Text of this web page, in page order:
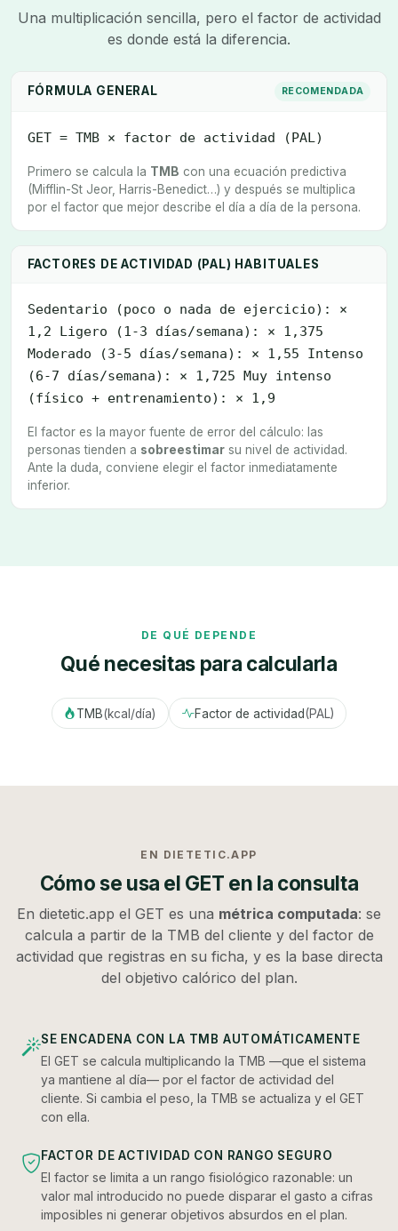
Una multiplicación sencilla, pero el factor de actividad
es donde está la diferencia.
FÓRMULA GENERAL RECOMENDADA
GET = TMB × factor de actividad (PAL)
Primero se calcula la TMB con una ecuación predictiva
(Mifflin-St Jeor, Harris-Benedict…) y después se multiplica
por el factor que mejor describe el día a día de la persona.
FACTORES DE ACTIVIDAD (PAL) HABITUALES
Sedentario (poco o nada de ejercicio): ×
1,2 Ligero (1-3 días/semana): × 1,375
Moderado (3-5 días/semana): × 1,55 Intenso
(6-7 días/semana): × 1,725 Muy intenso
(físico + entrenamiento): × 1,9
El factor es la mayor fuente de error del cálculo: las
personas tienden a sobreestimarsu nivel de actividad.
Ante la duda, conviene elegir el factor inmediatamente
inferior.
DE QUÉ DEPENDE
Qué necesitas para calcularla
TMB(kcal/día) Factor de actividad(PAL)
EN DIETETIC.APP
Cómo se usa el GET en la consulta
En dietetic.app el GET es una métrica computada: se
calcula a partir de la TMB del cliente y del factor de
actividad que registras en su ficha, y es la base directa
del objetivo calórico del plan.
SE ENCADENA CON LA TMB AUTOMÁTICAMENTE
El GET se calcula multiplicando la TMB —que el sistema
ya mantiene al día— por el factor de actividad del
cliente. Si cambia el peso, la TMB se actualiza y el GET
con ella.
FACTOR DE ACTIVIDAD CON RANGO SEGURO
El factor se limita a un rango fisiológico razonable: un
valor mal introducido no puede disparar el gasto a cifras
imposibles ni generar objetivos absurdos en el plan.